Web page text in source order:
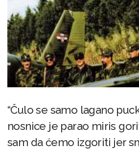
“Čulo se samo lagano
nosnice je parao miris
sam da ćemo izgoriti jer